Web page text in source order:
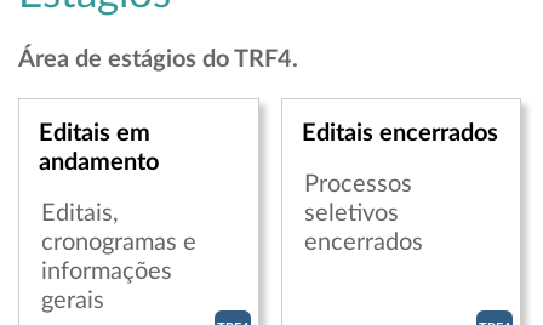
Área de estágios do TRF4.
Editais em
andamento
Editais,
cronogramas e
informações
gerais
Editais encerrados
Processos
seletivos
encerrados